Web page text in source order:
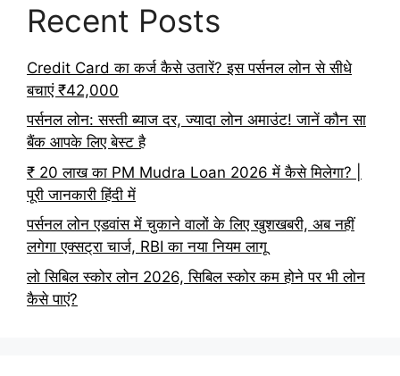
Recent Posts
Credit Card का कर्ज कैसे उतारें? इस पर्सनल लोन से सीधे
बचाएं ₹42,000
पर्सनल लोन: सस्ती ब्याज दर, ज्यादा लोन अमाउंट! जानें कौन सा
बैंक आपके लिए बेस्ट है
₹ 20 लाख का PM Mudra Loan 2026 में कैसे मिलेगा? |
पूरी जानकारी हिंदी में
पर्सनल लोन एडवांस में चुकाने वालों के लिए खुशखबरी, अब नहीं
लगेगा एक्सट्रा चार्ज, RBI का नया नियम लागू
लो सिबिल स्कोर लोन 2026, सिबिल स्कोर कम होने पर भी लोन
कैसे पाएं?